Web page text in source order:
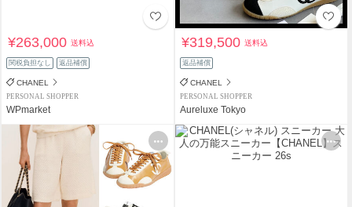
¥263,000送料込
関税負担なし 返品補償
CHANEL
PERSONAL SHOPPER
WPmarket
¥319,500送料込
返品補償
CHANEL
PERSONAL SHOPPER
Aureluxe Tokyo